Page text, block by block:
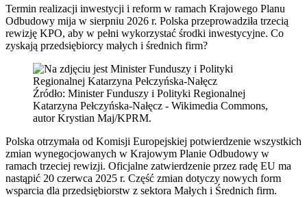
Termin realizacji inwestycji i reform w ramach Krajowego Planu
Odbudowy mija w sierpniu 2026 r. Polska przeprowadziła trzecią
rewizję KPO, aby w pełni wykorzystać środki inwestycyjne. Co
zyskają przedsiębiorcy małych i średnich firm?
Źródło: Minister Funduszy i Polityki Regionalnej
Katarzyna Pełczyńska-Nałęcz - Wikimedia Commons,
autor Krystian Maj/KPRM.
Polska otrzymała od Komisji Europejskiej potwierdzenie wszystkich
zmian wynegocjowanych w Krajowym Planie Odbudowy w
ramach trzeciej rewizji. Oficjalne zatwierdzenie przez radę EU ma
nastąpić 20 czerwca 2025 r. Część zmian dotyczy nowych form
wsparcia dla przedsiębiorstw z sektora Małych i Średnich firm.